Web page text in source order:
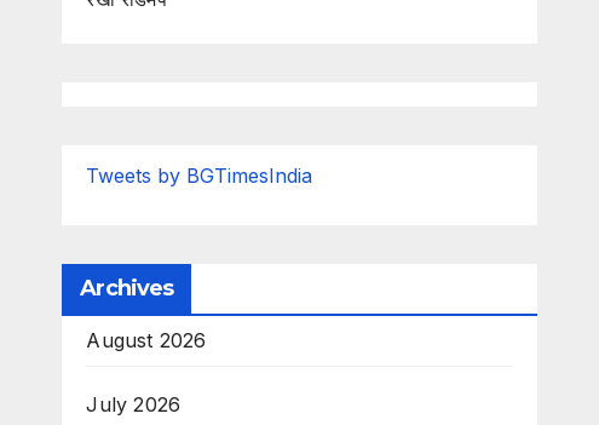
Tweets by BGTimesIndia
Archives
August 2026
July 2026